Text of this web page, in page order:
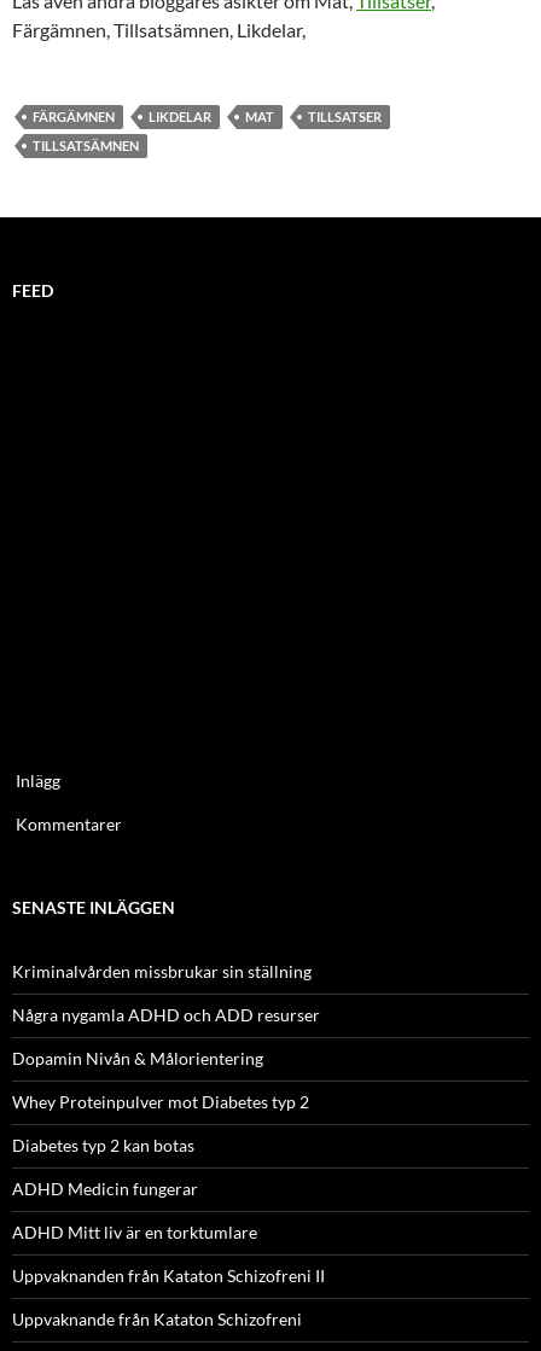
Färgämnen, Tillsatsämnen, Likdelar,
FÄRGÄMNEN LIKDELAR MAT
TILLSATSER
TILLSATSÄMNEN
FEED
Inlägg
Kommentarer
SENASTE INLÄGGEN
Kriminalvården missbrukar sin ställning
Några nygamla ADHD och ADD resurser
Dopamin Nivån & Målorientering
Whey Proteinpulver mot Diabetes typ 2
Diabetes typ 2 kan botas
ADHD Medicin fungerar
ADHD Mitt liv är en torktumlare
Uppvaknanden från Kataton Schizofreni II
Uppvaknande från Kataton Schizofreni